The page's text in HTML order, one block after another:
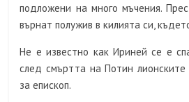
подложени на много мъчения.
върнат полужив в килията си,
Не е известно как Ириней се е
след смъртта на Потин лионските
за епископ.